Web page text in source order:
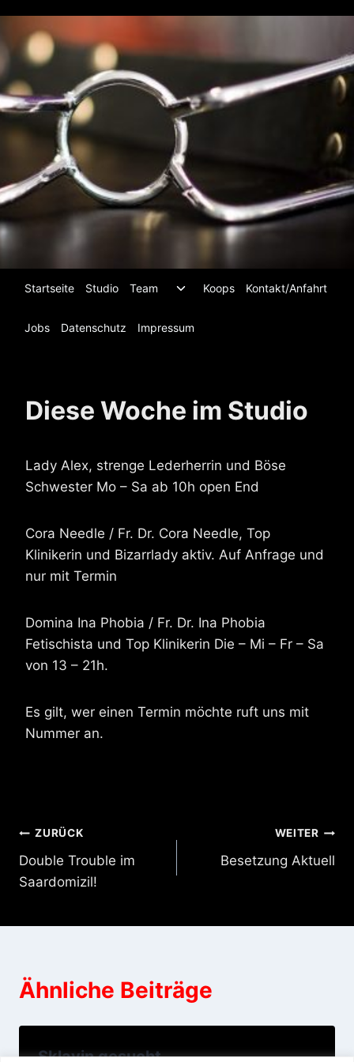
Inhalt
springen
Startseite Studio Team
Untermenü
umschalten
Koops Kontakt/Anfahrt
Jobs Datenschutz Impressum
Diese Woche im Studio
Lady Alex, strenge Lederherrin und Böse
Schwester Mo – Sa ab 10h open End
Cora Needle / Fr. Dr. Cora Needle, Top
Klinikerin und Bizarrlady aktiv. Auf Anfrage und
nur mit Termin
Domina Ina Phobia / Fr. Dr. Ina Phobia
Fetischista und Top Klinikerin Die – Mi – Fr – Sa
von 13 – 21h.
Es gilt, wer einen Termin möchte ruft uns mit
Nummer an.
Beitragsnavigation
ZURÜCK
Double Trouble im
Saardomizil!
WEITER
Besetzung Aktuell
Ähnliche Beiträge
Sklavin gesucht